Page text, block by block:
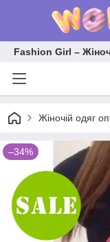
Fashion Girl –
Жіночій одяг
–34%